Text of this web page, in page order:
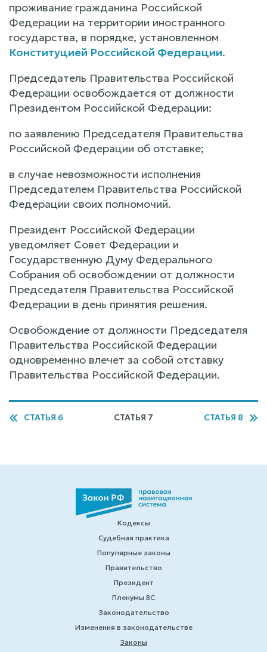
проживание гражданина Российской
Федерации на территории иностранного
государства, в порядке, установленном
Конституцией Российской Федерации.
Председатель Правительства Российской
Федерации освобождается от должности
Президентом Российской Федерации:
по заявлению Председателя Правительства
Российской Федерации об отставке;
в случае невозможности исполнения
Председателем Правительства Российской
Федерации своих полномочий.
Президент Российской Федерации
уведомляет Совет Федерации и
Государственную Думу Федерального
Собрания об освобождении от должности
Председателя Правительства Российской
Федерации в день принятия решения.
Освобождение от должности Председателя
Правительства Российской Федерации
одновременно влечет за собой отставку
Правительства Российской Федерации.
СТАТЬЯ 6 СТАТЬЯ 7 СТАТЬЯ 8
Кодексы
Судебная практика
Популярные законы
Правительство
Президент
Пленумы ВС
Законодательство
Изменения в законодательстве
Законы